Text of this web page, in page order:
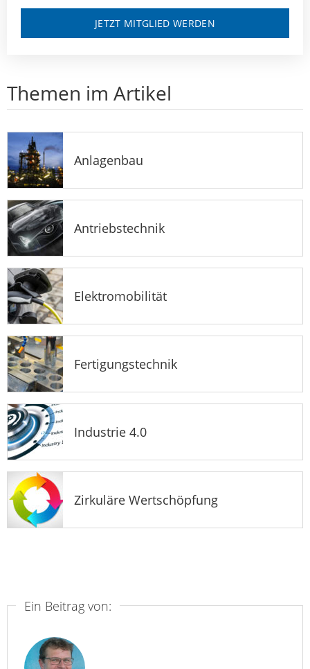
JETZT MITGLIED WERDEN
Themen im Artikel
Anlagenbau
Antriebstechnik
Elektromobilität
Fertigungstechnik
Industrie 4.0
Zirkuläre Wertschöpfung
Ein Beitrag von: